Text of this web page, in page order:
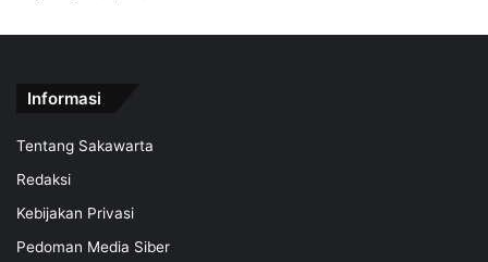
Informasi
Tentang Sakawarta
Redaksi
Kebijakan Privasi
Pedoman Media Siber